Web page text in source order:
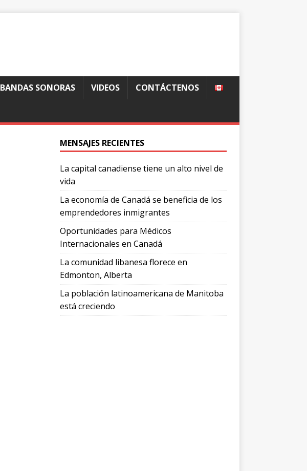
BANDAS SONORAS VIDEOS CONTÁCTENOS
MENSAJES RECIENTES
La capital canadiense tiene un alto nivel de
vida
La economía de Canadá se beneficia de los
emprendedores inmigrantes
Oportunidades para Médicos
Internacionales en Canadá
La comunidad libanesa florece en
Edmonton, Alberta
La población latinoamericana de Manitoba
está creciendo